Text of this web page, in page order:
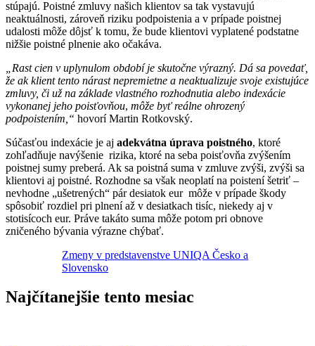
stúpajú. Poistné zmluvy našich klientov sa tak vystavujú
neaktuálnosti, zároveň riziku podpoistenia a v prípade poistnej
udalosti môže dôjsť k tomu, že bude klientovi vyplatené podstatne
nižšie poistné plnenie ako očakáva.
„Rast cien v uplynulom období je skutočne výrazný. Dá sa povedať,
že ak klient tento nárast nepremietne a neaktualizuje svoje existujúce
zmluvy, či už na základe vlastného rozhodnutia alebo indexácie
vykonanej jeho poisťovňou, môže byť reálne ohrozený
podpoistením,“ hovorí Martin Rotkovský.
Súčasťou indexácie je aj adekvátna úprava poistného, ktoré
zohľadňuje navýšenie rizika, ktoré na seba poisťovňa zvýšením
poistnej sumy preberá. Ak sa poistná suma v zmluve zvýši, zvýši sa
klientovi aj poistné. Rozhodne sa však neoplatí na poistení šetriť –
nevhodne „ušetrených“ pár desiatok eur môže v prípade škody
spôsobiť rozdiel pri plnení až v desiatkach tisíc, niekedy aj v
stotisícoch eur. Práve takáto suma môže potom pri obnove
zničeného bývania výrazne chýbať.
Zmeny v predstavenstve UNIQA Česko a
Slovensko
Najčítanejšie tento mesiac